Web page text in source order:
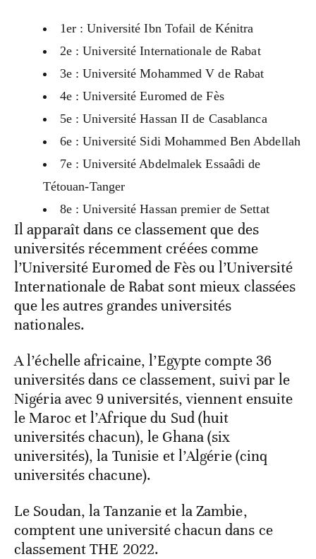
1er : Université Ibn Tofail de Kénitra
2e : Université Internationale de Rabat
3e : Université Mohammed V de Rabat
4e : Université Euromed de Fès
5e : Université Hassan II de Casablanca
6e : Université Sidi Mohammed Ben Abdellah
7e : Université Abdelmalek Essaâdi de
Tétouan-Tanger
8e : Université Hassan premier de Settat
Il apparaît dans ce classement que des
universités récemment créées comme
l’Université Euromed de Fès ou l’Université
Internationale de Rabat sont mieux classées
que les autres grandes universités
nationales.
A l’échelle africaine, l’Egypte compte 36
universités dans ce classement, suivi par le
Nigéria avec 9 universités, viennent ensuite
le Maroc et l’Afrique du Sud (huit
universités chacun), le Ghana (six
universités), la Tunisie et l’Algérie (cinq
universités chacune).
Le Soudan, la Tanzanie et la Zambie,
comptent une université chacun dans ce
classement THE 2022.